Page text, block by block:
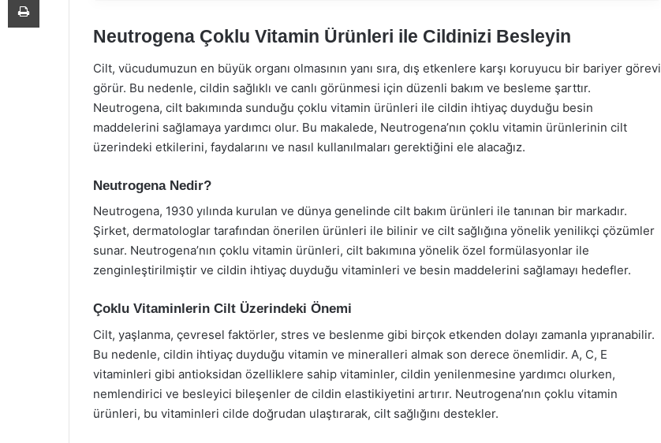
Neutrogena Çoklu Vitamin Ürünleri ile Cildinizi Besleyin
Cilt, vücudumuzun en büyük organı olmasının yanı sıra, dış etkenlere karşı koruyucu bir bariyer görevi
görür. Bu nedenle, cildin sağlıklı ve canlı görünmesi için düzenli bakım ve besleme şarttır.
Neutrogena, cilt bakımında sunduğu çoklu vitamin ürünleri ile cildin ihtiyaç duyduğu besin
maddelerini sağlamaya yardımcı olur. Bu makalede, Neutrogena’nın çoklu vitamin ürünlerinin cilt
üzerindeki etkilerini, faydalarını ve nasıl kullanılmaları gerektiğini ele alacağız.
Neutrogena Nedir?
Neutrogena, 1930 yılında kurulan ve dünya genelinde cilt bakım ürünleri ile tanınan bir markadır.
Şirket, dermatologlar tarafından önerilen ürünleri ile bilinir ve cilt sağlığına yönelik yenilikçi çözümler
sunar. Neutrogena’nın çoklu vitamin ürünleri, cilt bakımına yönelik özel formülasyonlar ile
zenginleştirilmiştir ve cildin ihtiyaç duyduğu vitaminleri ve besin maddelerini sağlamayı hedefler.
Çoklu Vitaminlerin Cilt Üzerindeki Önemi
Cilt, yaşlanma, çevresel faktörler, stres ve beslenme gibi birçok etkenden dolayı zamanla yıpranabilir.
Bu nedenle, cildin ihtiyaç duyduğu vitamin ve mineralleri almak son derece önemlidir. A, C, E
vitaminleri gibi antioksidan özelliklere sahip vitaminler, cildin yenilenmesine yardımcı olurken,
nemlendirici ve besleyici bileşenler de cildin elastikiyetini artırır. Neutrogena’nın çoklu vitamin
ürünleri, bu vitaminleri cilde doğrudan ulaştırarak, cilt sağlığını destekler.